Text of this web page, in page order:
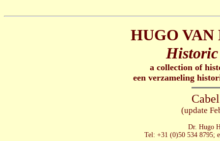
HUGO
Historic
a collection of
een verzameling
(update
Dr. Hugo
Tel: +31 (0)50 534 8795;